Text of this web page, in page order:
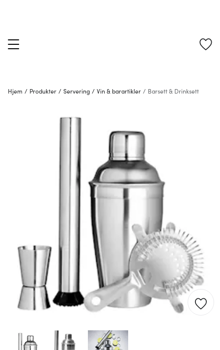
Hjem / Produkter / Servering / Vin & barartikler / Barsett & Drinksett